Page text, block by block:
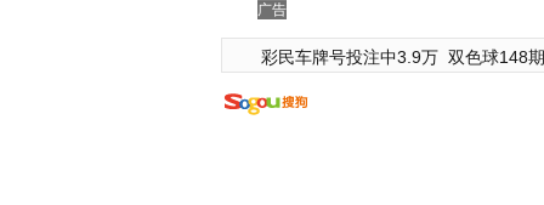
广告
彩民车牌号投注中3.9万 双色球148